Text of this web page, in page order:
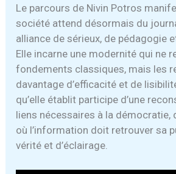
Le parcours de Nivin Potros
société attend désormais du
alliance de sérieux, de pédagogie
Elle incarne une modernité qui ne
fondements classiques, mais les
davantage d’efficacité et de
qu’elle établit participe d’une
liens nécessaires à la démocratie,
où l’information doit retrouver sa
vérité et d’éclairage.